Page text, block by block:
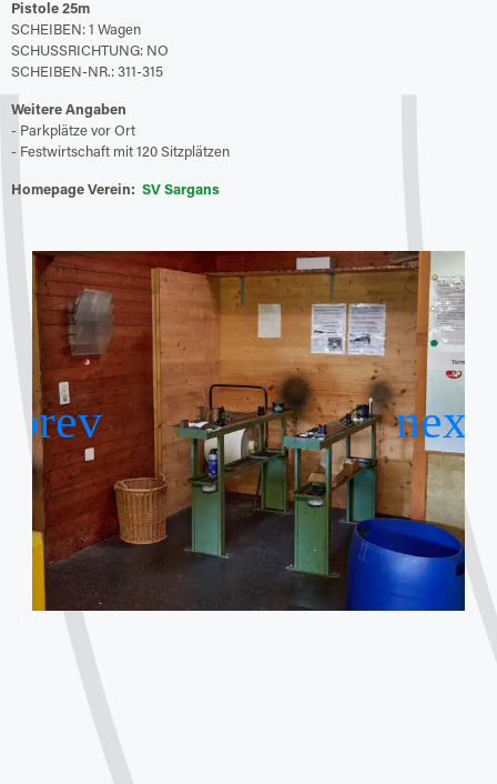
Pistole 25m
SCHEIBEN: 1 Wagen
SCHUSSRICHTUNG: NO
SCHEIBEN-NR.: 311-315
Weitere Angaben
- Parkplätze vor Ort
- Festwirtschaft mit 120 Sitzplätzen
Homepage Verein: SV Sargans